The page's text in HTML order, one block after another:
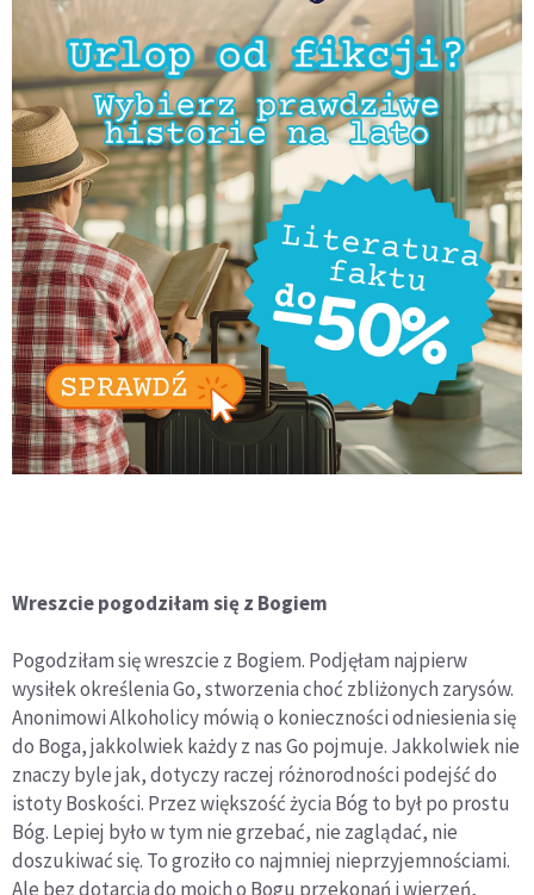
Wreszcie pogodziłam się z Bogiem
Pogodziłam się wreszcie z Bogiem. Podjęłam najpierw
wysiłek określenia Go, stworzenia choć zbliżonych zarysów.
Anonimowi Alkoholicy mówią o konieczności odniesienia się
do Boga, jakkolwiek każdy z nas Go pojmuje. Jakkolwiek nie
znaczy byle jak, dotyczy raczej różnorodności podejść do
istoty Boskości. Przez większość życia Bóg to był po prostu
Bóg. Lepiej było w tym nie grzebać, nie zaglądać, nie
doszukiwać się. To groziło co najmniej nieprzyjemnościami.
Ale bez dotarcia do moich o Bogu przekonań i wierzeń,